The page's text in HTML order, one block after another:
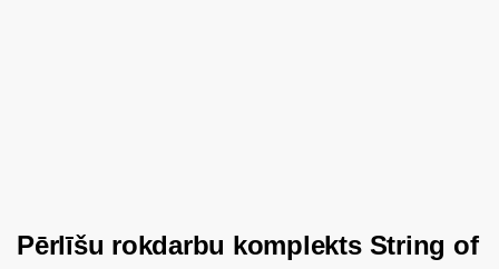
Pērlīšu rokdarbu komplekts String of